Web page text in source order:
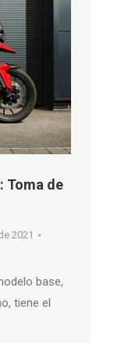
Toma de
2021
base,
tiene el